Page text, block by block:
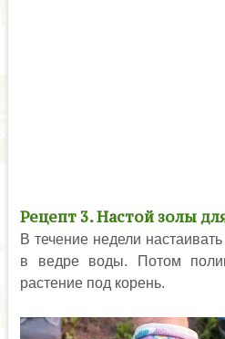
Рецепт 3.Настой золы
В течение недели
в ведре воды. Потом
растение под корень.